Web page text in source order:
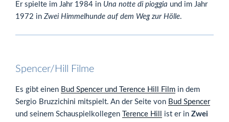
Er spielte im Jahr 1984 in Una notte di pioggia und im Jahr
1972 in Zwei Himmelhunde auf dem Weg zur Hölle.
Spencer/Hill Filme
Es gibt einen Bud Spencer und Terence Hill Film in dem
Sergio Bruzzichini mitspielt. An der Seite von Bud Spencer
und seinem Schauspielkollegen
Terence Hill ist er in Zwei